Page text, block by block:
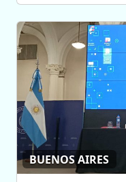
BUENOS AIRES